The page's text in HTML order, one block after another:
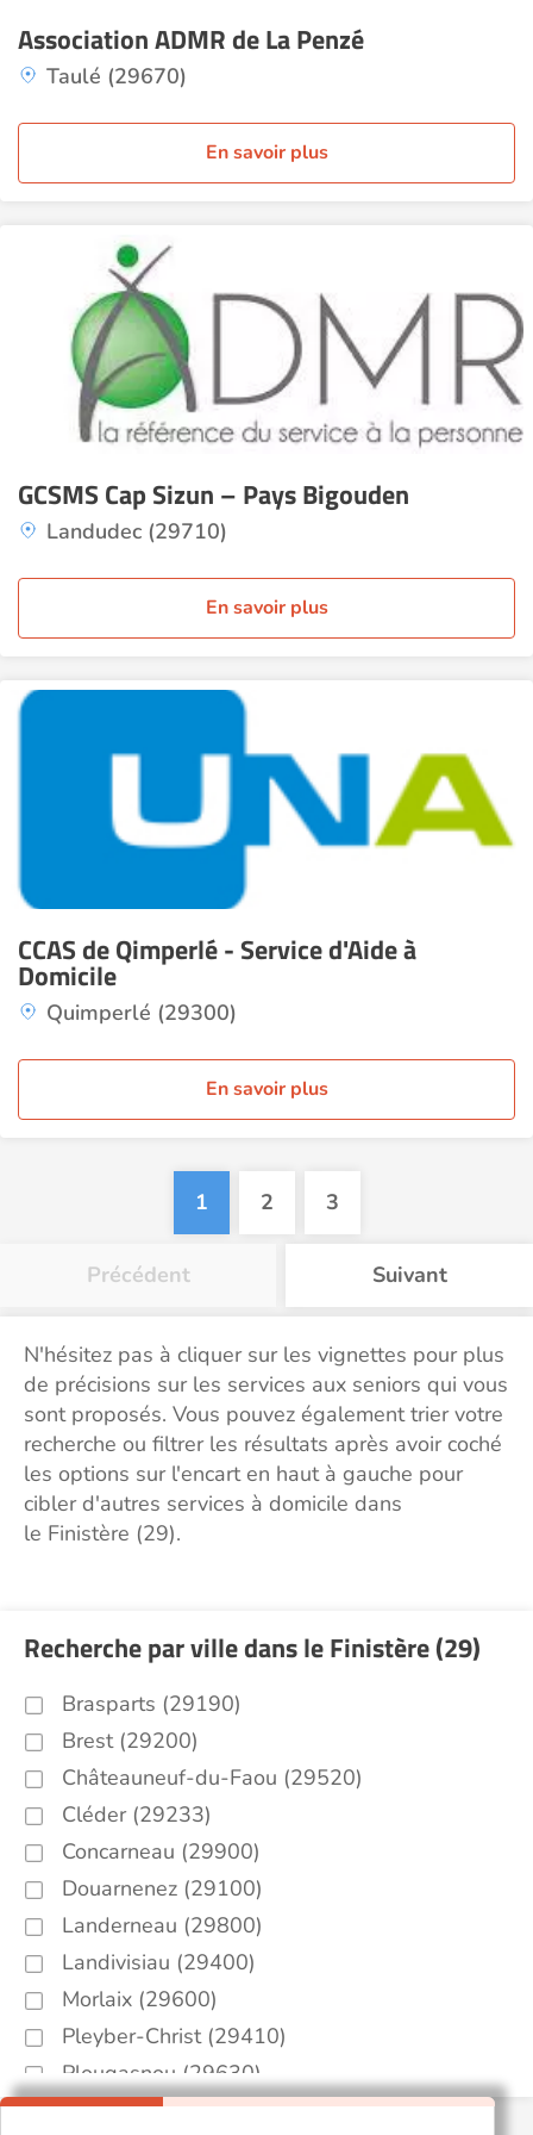
Association ADMR de La Penzé
Taulé (29670)
En savoir plus
GCSMS Cap Sizun – Pays Bigouden
Landudec (29710)
En savoir plus
CCAS de Qimperlé - Service d'Aide à
Domicile
Quimperlé (29300)
En savoir plus
1 2 3
Précédent Suivant
N'hésitez pas à cliquer sur les vignettes pour plus
de précisions sur les services aux seniors qui vous
sont proposés. Vous pouvez également trier votre
recherche ou filtrer les résultats après avoir coché
les options sur l'encart en haut à gauche pour
cibler d'autres services à domicile dans
le Finistère (29).
Recherche par ville dans le Finistère (29)
Brasparts (29190)
Brest (29200)
Châteauneuf-du-Faou (29520)
Cléder (29233)
Concarneau (29900)
Douarnenez (29100)
Landerneau (29800)
Landivisiau (29400)
Morlaix (29600)
Pleyber-Christ (29410)
Plougasnou (29630)
Plouigneau (29610)